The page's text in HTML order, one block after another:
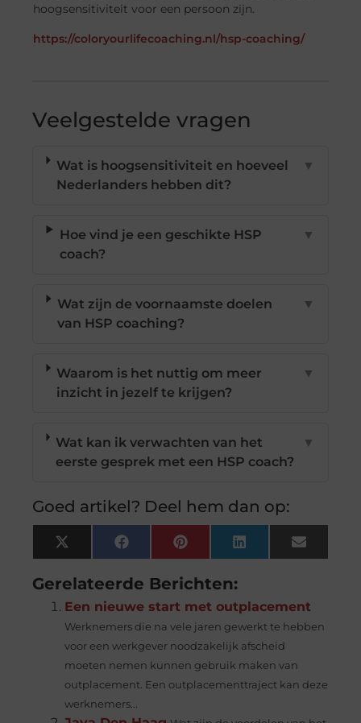
hoogsensitiviteit voor een persoon zijn.
https://coloryourlifecoaching.nl/hsp-coaching/
Veelgestelde vragen
Wat is hoogsensitiviteit en hoeveel
Nederlanders hebben dit?
▼
Hoe vind je een geschikte HSP
coach?
▼
Wat zijn de voornaamste doelen
van HSP coaching?
▼
Waarom is het nuttig om meer
inzicht in jezelf te krijgen?
▼
Wat kan ik verwachten van het
eerste gesprek met een HSP coach?
▼
Goed artikel? Deel hem dan op:
X
(Twitter)
FacebookPinterestLinkedInEmail
Gerelateerde Berichten:
Een nieuwe start met outplacement
Werknemers die na vele jaren gewerkt te hebben
voor een werkgever noodzakelijk afscheid
moeten nemen kunnen gebruik maken van
outplacement. Een outplacementtraject kan deze
werknemers...